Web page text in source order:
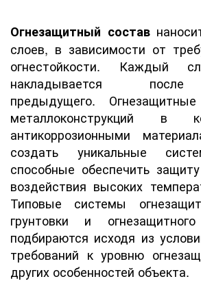
Огнезащитный состав
слоев, в зависимости от
огнестойкости. Каждый
накладывается
предыдущего.
металлоконструкций в
антикоррозионными
создать уникальные
способные обеспечить
воздействия высоких
Типовые системы
грунтовки и
подбираются исходя из
требований к уровню
других особенностей объекта.